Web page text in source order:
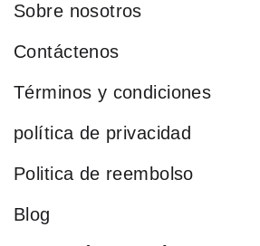
Sobre nosotros
Contáctenos
Términos y condiciones
política de privacidad
Politica de reembolso
Blog